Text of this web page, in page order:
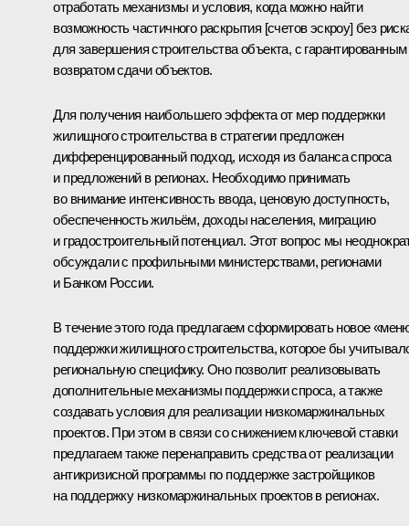
отработать механизмы и условия, когда можно найти
возможность частичного раскрытия [счетов эскроу] без
для завершения строительства объекта, с гарантированным
возвратом сдачи объектов.
Для получения наибольшего эффекта от мер поддержки
жилищного строительства в стратегии предложен
дифференцированный подход, исходя из баланса спроса
и предложений в регионах. Необходимо принимать
во внимание интенсивность ввода, ценовую доступность,
обеспеченность жильём, доходы населения, миграцию
и градостроительный потенциал. Этот вопрос мы
обсуждали с профильными министерствами, регионами
и Банком России.
В течение этого года предлагаем сформировать новое
поддержки жилищного строительства, которое бы
региональную специфику. Оно позволит реализовывать
дополнительные механизмы поддержки спроса, а также
создавать условия для реализации низкомаржинальных
проектов. При этом в связи со снижением ключевой ставки
предлагаем также перенаправить средства от реализации
антикризисной программы по поддержке застройщиков
на поддержку низкомаржинальных проектов в регионах.